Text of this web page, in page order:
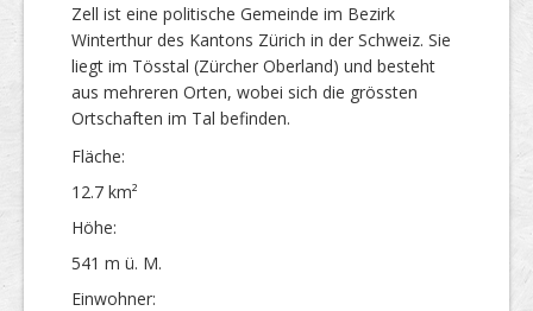
Zell ist eine politische Gemeinde im Bezirk
Winterthur des Kantons Zürich in der Schweiz. Sie
liegt im Tösstal (Zürcher Oberland) und besteht
aus mehreren Orten, wobei sich die grössten
Ortschaften im Tal befinden.
Fläche:
12.7 km²
Höhe:
541 m ü. M.
Einwohner: